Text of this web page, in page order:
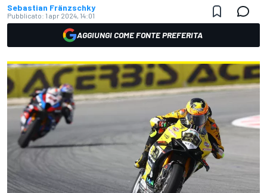
Sebastian Fränzschky
Pubblicato: 1 apr 2024, 14:01
AGGIUNGI COME FONTE PREFERITA